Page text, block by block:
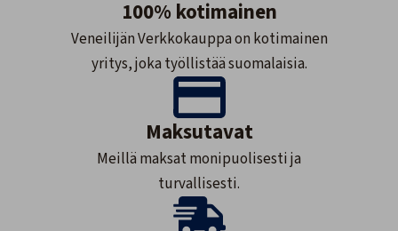
100% kotimainen
Veneilijän Verkkokauppa on kotimainen
yritys, joka työllistää suomalaisia.
Maksutavat
Meillä maksat monipuolisesti ja
turvallisesti.